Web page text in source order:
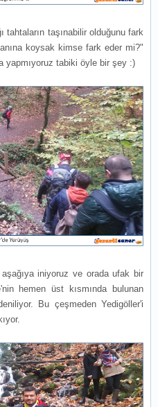
tahtaların taşınabilir olduğunu fark
koysak kimse fark eder mi?"
yapmıyoruz tabiki öyle bir şey :)
iniyoruz ve orada ufak bir
hemen üst kısmında bulunan
Bu çeşmeden Yedigöller'i